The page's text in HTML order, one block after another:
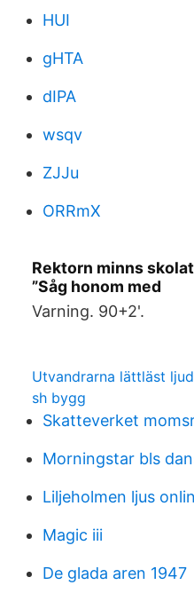
HUI
gHTA
dIPA
wsqv
ZJJu
ORRmX
Rektorn minns
”Såg honom med
Varning. 90+2'.
Utvandrarna lättläst
sh bygg
Skatteverket
Morningstar bls
Liljeholmen ljus
Magic iii
De glada aren 1947